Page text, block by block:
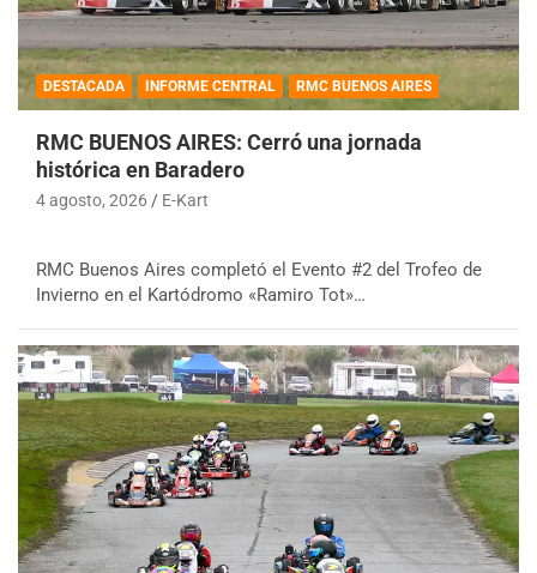
DESTACADA INFORME CENTRAL RMC BUENOS AIRES
RMC BUENOS AIRES: Cerró una jornada
histórica en Baradero
4 agosto, 2026 E-Kart
RMC Buenos Aires completó el Evento #2 del Trofeo de
Invierno en el Kartódromo «Ramiro Tot»…